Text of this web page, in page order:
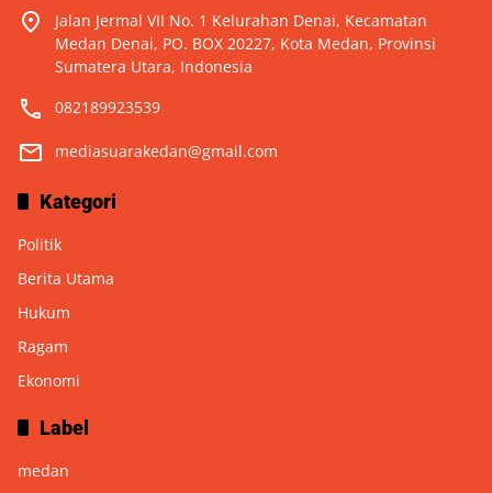
Jalan Jermal VII No. 1 Kelurahan Denai, Kecamatan
Medan Denai, PO. BOX 20227, Kota Medan, Provinsi
Sumatera Utara, Indonesia
082189923539
mediasuarakedan@gmail.com
Kategori
Politik
Berita Utama
Hukum
Ragam
Ekonomi
Label
medan